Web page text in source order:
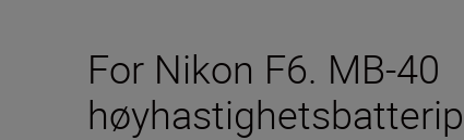
For Nikon F6. MB-40